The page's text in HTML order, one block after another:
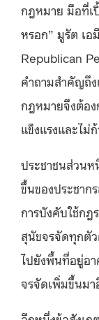
กฎหมาย มือที่เ
หรอก” มูรัต เอ
Republican
คำถามสำคัญถึง
กฎหมายจึงต้อ
แข็งแรงและไม่
ประชาชนส่วน
ขึ้นของประชาก
การบังคับใช้กฎ
สุนัขจรจัดทุกตั
ไปยังพื้นที่อยู่อ
จรจัดเพิ่มขึ้นมา